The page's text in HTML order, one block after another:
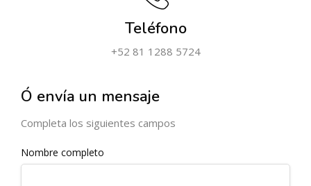
Teléfono
+52 81 1288 5724
Ó envía un mensaje
Completa los siguientes campos
Nombre completo